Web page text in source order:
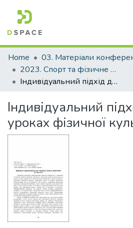
Communities & Collections
All of DSpace
Statistics
Home
2023. Спорт та фізичне виховання у закладах вищої освіти. Сучасність та майбутнє
Індивідуальний підхід до учнів на уроках фізичної культури
Індивідуальний
уроках фізичної